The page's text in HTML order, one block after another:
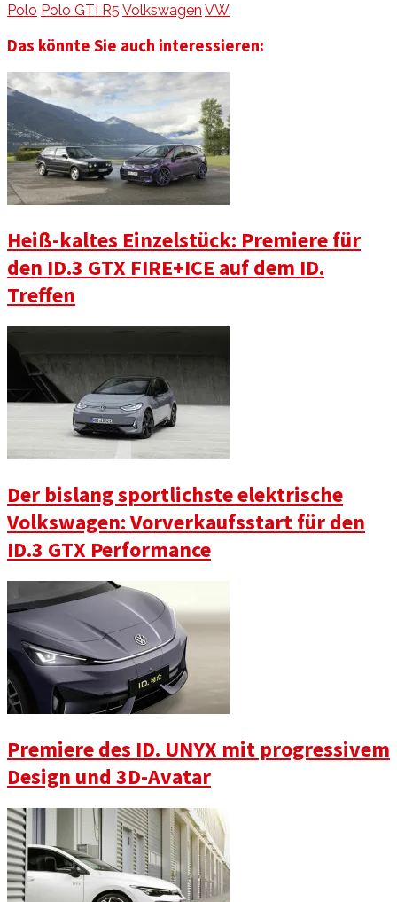
Polo Polo GTI R5 Volkswagen VW
Das könnte Sie auch interessieren:
Heiß-kaltes Einzelstück: Premiere für
den ID.3 GTX FIRE+ICE auf dem ID.
Treffen
Der bislang sportlichste elektrische
Volkswagen: Vorverkaufsstart für den
ID.3 GTX Performance
Premiere des ID. UNYX mit progressivem
Design und 3D-Avatar